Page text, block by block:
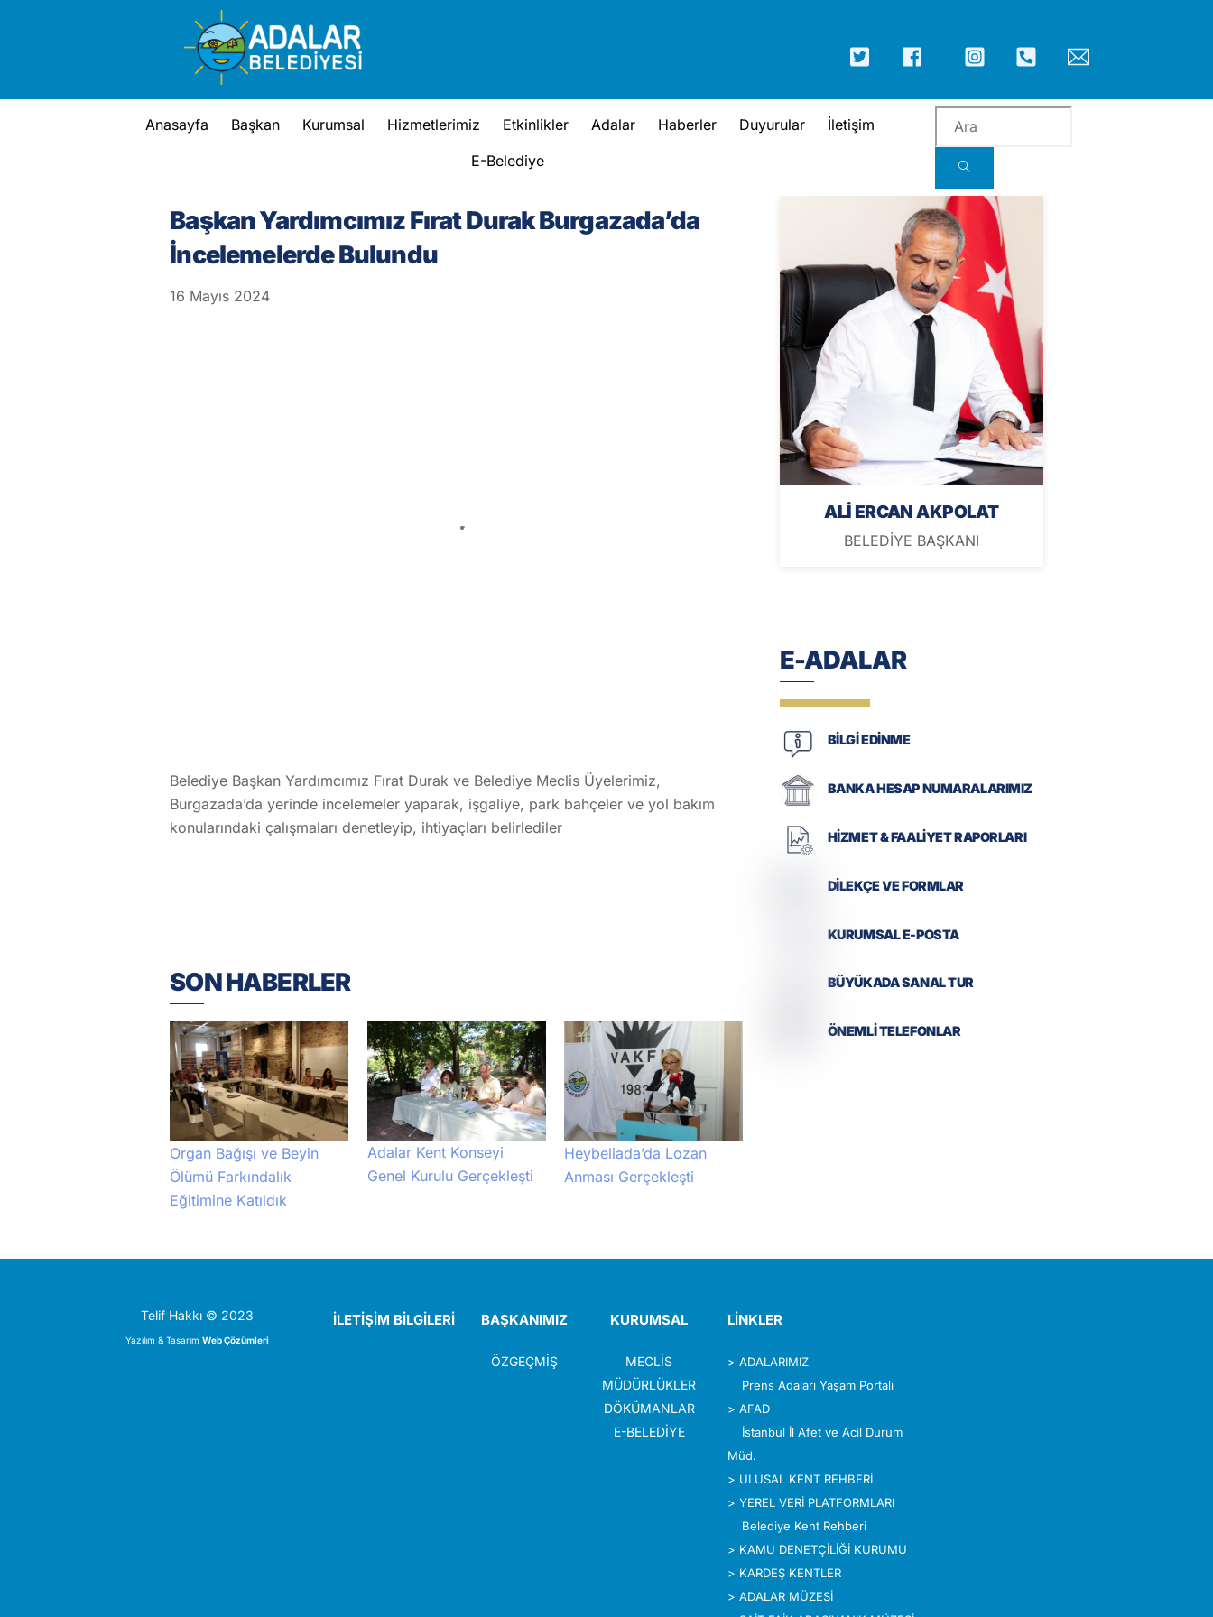
ICON
ICON
LABEL
ICON
ICON
ICON
Anasayfa Başkan Kurumsal Hizmetlerimiz Etkinlikler Adalar Haberler Duyurular
İletişim
E-Belediye
Başkan Yardımcımız Fırat Durak Burgazada’da
İncelemelerde Bulundu
16 Mayıs 2024
Belediye Başkan Yardımcımız Fırat Durak ve Belediye Meclis Üyelerimiz,
Burgazada’da yerinde incelemeler yaparak, işgaliye, park bahçeler ve yol bakım
konularındaki çalışmaları denetleyip, ihtiyaçları belirlediler
SON HABERLER
Organ Bağışı ve Beyin
Ölümü Farkındalık
Eğitimine Katıldık
Adalar Kent Konseyi
Genel Kurulu Gerçekleşti
Heybeliada’da Lozan
Anması Gerçekleşti
ALİ ERCAN AKPOLAT
BELEDİYE BAŞKANI
E-ADALAR
BİLGİ EDİNME
BANKA HESAP NUMARALARIMIZ
HİZMET & FAALİYET RAPORLARI
DİLEKÇE VE FORMLAR
KURUMSAL E-POSTA
BÜYÜKADA SANAL TUR
ÖNEMLİ TELEFONLAR
Telif Hakkı © 2023
Yazılım & Tasarım Web Çözümleri
İLETİŞİM BİLGİLERİ BAŞKANIMIZ
ÖZGEÇMİŞ
KURUMSAL
MECLİS
MÜDÜRLÜKLER
DÖKÜMANLAR
E-BELEDİYE
LİNKLER
>ADALARIMIZ
Prens Adaları Yaşam Portalı
>AFAD
İstanbul İl Afet ve Acil Durum
Müd.
> ULUSAL KENT REHBERİ
>YEREL VERİ PLATFORMLARI
Belediye Kent Rehberi
> KAMU DENETÇİLİĞİ KURUMU
> KARDEŞ KENTLER
>ADALAR MÜZESİ